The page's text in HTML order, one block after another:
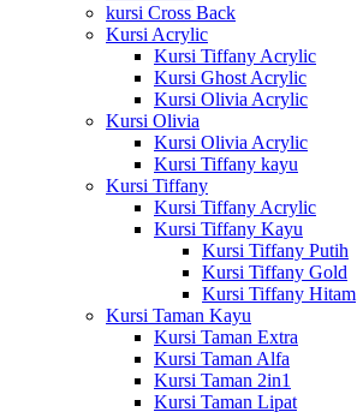
kursi Cross Back
Kursi Acrylic
Kursi Tiffany Acrylic
Kursi Ghost Acrylic
Kursi Olivia Acrylic
Kursi Olivia
Kursi Olivia Acrylic
Kursi Tiffany kayu
Kursi Tiffany
Kursi Tiffany Acrylic
Kursi Tiffany Kayu
Kursi Tiffany Putih
Kursi Tiffany Gold
Kursi Tiffany Hitam
Kursi Taman Kayu
Kursi Taman Extra
Kursi Taman Alfa
Kursi Taman 2in1
Kursi Taman Lipat